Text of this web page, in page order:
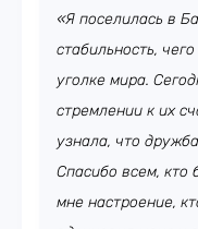
«Я поселилась в
стабильность,
уголке мира.
стремлении к их
узнала, что
Спасибо всем, кто
мне настроение,